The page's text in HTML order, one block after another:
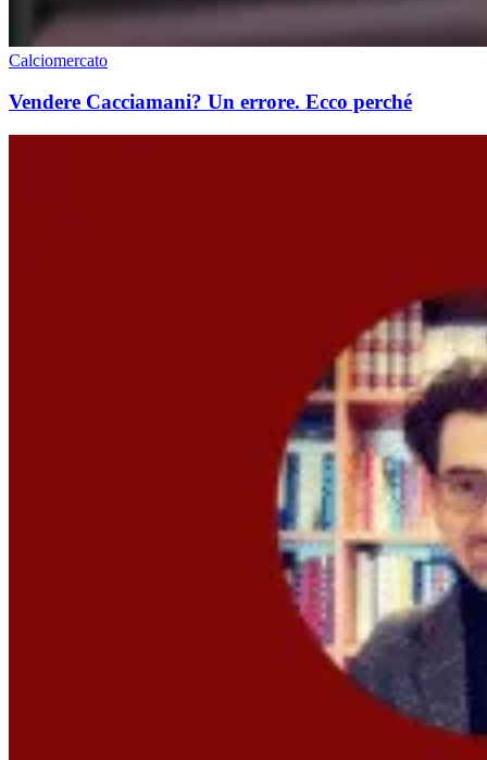
Calciomercato
Vendere Cacciamani? Un errore. Ecco perché